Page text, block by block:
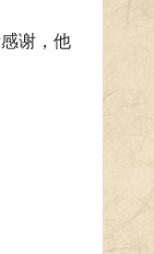
谢，他